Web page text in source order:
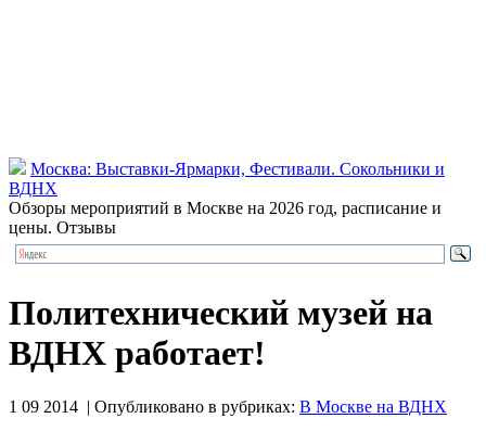
Москва: Выставки-Ярмарки, Фестивали. Сокольники и
ВДНХ
Обзоры мероприятий в Москве на 2026 год, расписание и
цены. Отзывы
Политехнический музей на
ВДНХ работает!
1 09 2014 | Опубликовано в рубриках: В Москве на ВДНХ